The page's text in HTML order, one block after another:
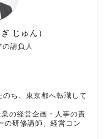
請負人
じゅん）
ち、東京都へ転職して
の経営企画・人事の責
の研修講師、経営コン